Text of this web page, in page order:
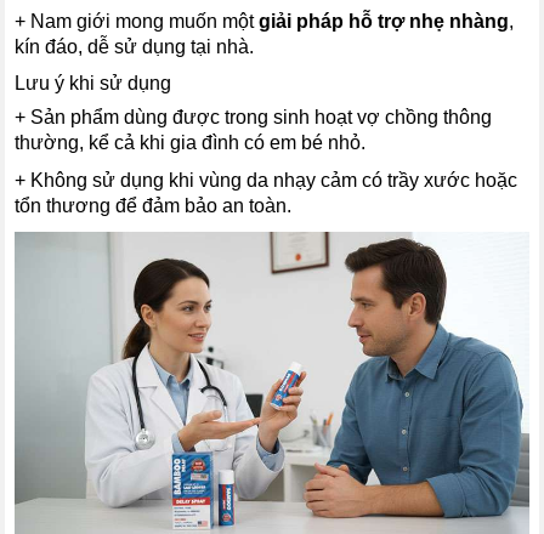
+ Nam giới mong muốn mộtgiải pháp hỗ trợ nhẹ nhàng,
kín đáo, dễ sử dụng tại nhà.
Lưu ý khi sử dụng
+ Sản phẩm dùng được trong sinh hoạt vợ chồng thông
thường, kể cả khi gia đình có em bé nhỏ.
+ Không sử dụng khi vùng da nhạy cảm có trầy xước hoặc
tổn thương để đảm bảo an toàn.